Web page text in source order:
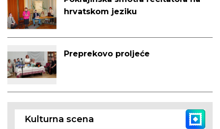
hrvatskom jeziku
Preprekovo proljeće
Kulturna scena